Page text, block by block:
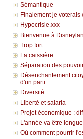
Sémantique
Finalement je voterais
Hypocrisie.xxx
Bienvenue à
Trop fort
La caissière
Séparation des
Désenchantement
d'un parti
Diversité
Liberté et salaria
Projet économique :
L'année va être longue
Où comment pourrir